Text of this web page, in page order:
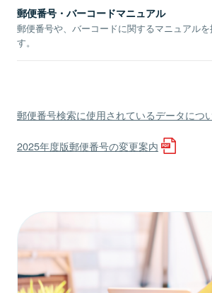
郵便番号・バーコードマニュアル
郵便番号や、バーコードに関するマニュアルを
す。
郵便番号検索に使用されているデータにつ
2025年度版郵便番号の変更案内